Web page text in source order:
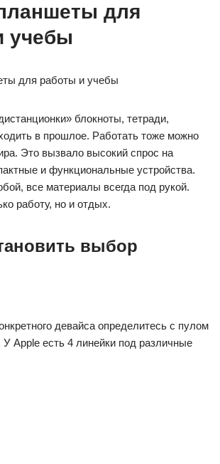
для
учебы
блокноты, тетради,
в прошлое. Работать тоже можно
Это вызвало высокий спрос на
и функциональные устройства.
все материалы всегда под рукой.
работу, но и отдых.
выбор
девайса определитесь с пулом
Apple есть 4 линейки под различные